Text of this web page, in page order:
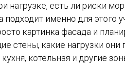
есть ли риски
именно для этого
картинка фасада и
стены, какие нагрузки они
котельная и другие